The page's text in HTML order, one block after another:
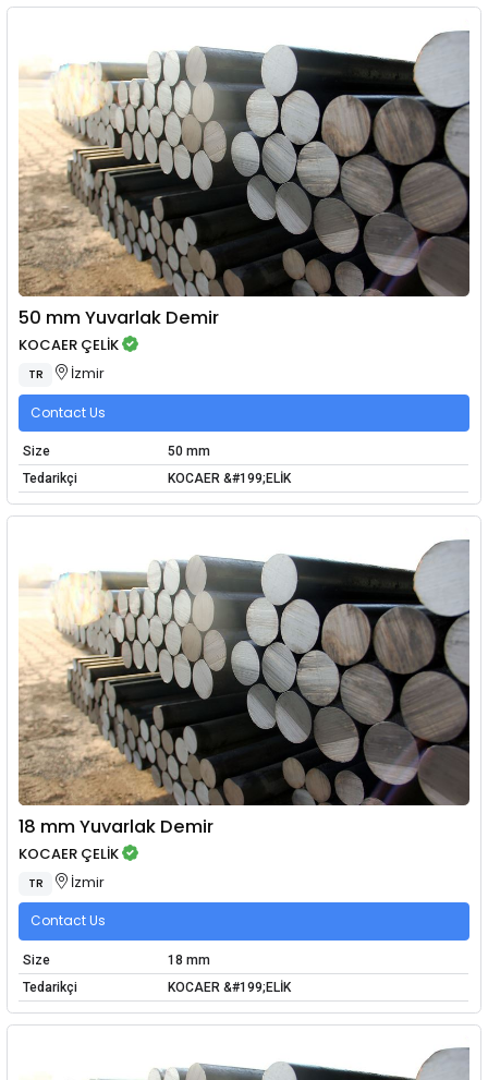
50 mm Yuvarlak Demir
KOCAER ÇELİK
TR İzmir
Contact Us
Size
50 mm
Tedarikçi
KOCAER &#199;ELİK
18 mm Yuvarlak Demir
KOCAER ÇELİK
TR İzmir
Contact Us
Size
18 mm
Tedarikçi
KOCAER &#199;ELİK